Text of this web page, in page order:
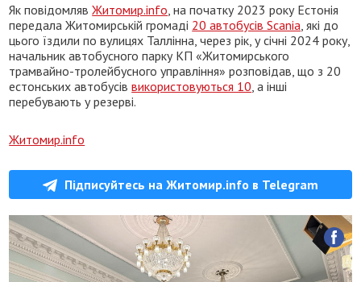
Як повідомлявЖитомир.info , на початку 2023 року Естонія
передала Житомирській громаді 20 автобусів Scania , які до
цього їздили по вулицях Таллінна, через рік, у січні 2024 року,
начальник автобусного парку КП «Житомирського
трамвайно-тролейбусного управління» розповідав, що з 20
естонських автобусіввикористовуються 10 , а інші
перебувають у резерві.
Житомир.info
Підписуйтесь на Житомир.info в Telegram